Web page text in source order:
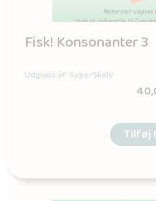
Fisk! Konsonanter 3
Udgives af: SuperSkole
Tilføj